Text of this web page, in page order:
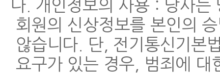
나. 개인정보의 사용 : 당사는
회원의 신상정보를 본인의
않습니다. 단, 전기통신기본
요구가 있는 경우, 범죄에 대